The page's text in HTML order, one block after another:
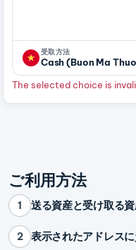
受取方法
Cash (Buon Ma
The selected choice is
ご利用方法
1 送る資産と受け取る
2 表示されたアドレス